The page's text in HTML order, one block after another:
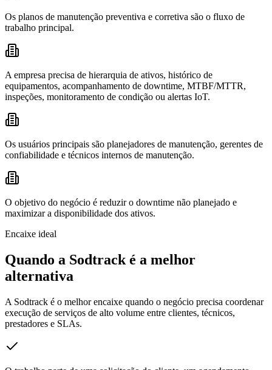
Os planos de manutenção preventiva e corretiva são o fluxo de
trabalho principal.
A empresa precisa de hierarquia de ativos, histórico de
equipamentos, acompanhamento de downtime, MTBF/MTTR,
inspeções, monitoramento de condição ou alertas IoT.
Os usuários principais são planejadores de manutenção, gerentes de
confiabilidade e técnicos internos de manutenção.
O objetivo do negócio é reduzir o downtime não planejado e
maximizar a disponibilidade dos ativos.
Encaixe ideal
Quando a Sodtrack é a melhor
alternativa
A Sodtrack é o melhor encaixe quando o negócio precisa coordenar
execução de serviços de alto volume entre clientes, técnicos,
prestadores e SLAs.